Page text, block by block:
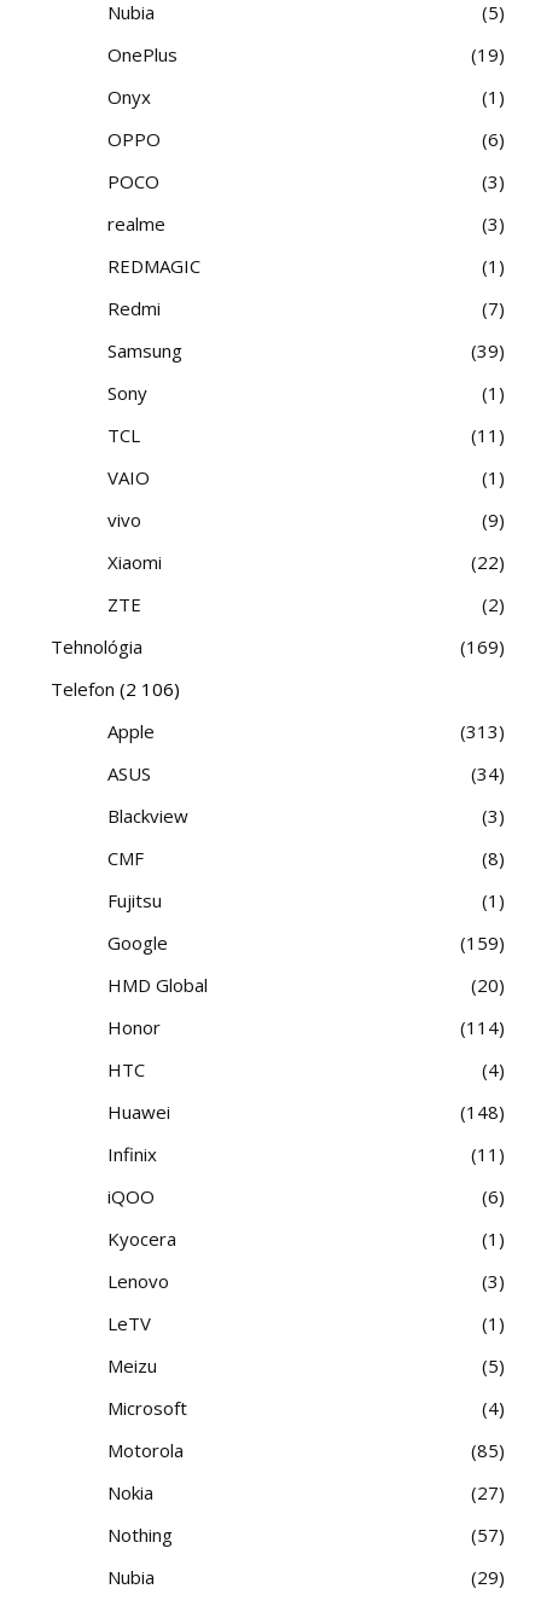
Nubia
5
OnePlus
19
Onyx
1
OPPO
6
POCO
3
realme
3
REDMAGIC
1
Redmi
7
Samsung
39
Sony
1
TCL
11
VAIO
1
vivo
9
Xiaomi
22
ZTE
2
Tehnológia
169
Telefon (2 106)
Apple
313
ASUS
34
Blackview
3
CMF
8
Fujitsu
1
Google
159
HMD Global
20
Honor
114
HTC
4
Huawei
148
Infinix
11
iQOO
6
Kyocera
1
Lenovo
3
LeTV
1
Meizu
5
Microsoft
4
Motorola
85
Nokia
27
Nothing
57
Nubia
29